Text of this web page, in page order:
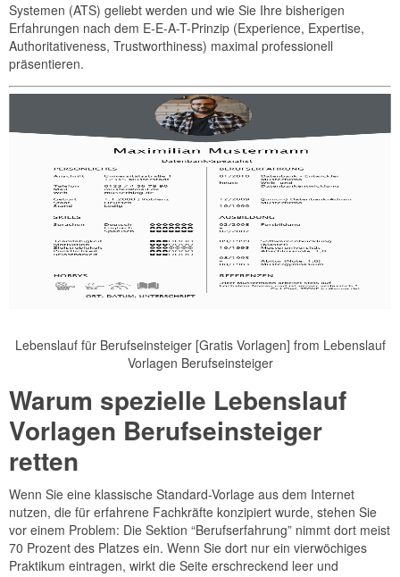
Systemen (ATS) geliebt werden und wie Sie Ihre bisherigen
Erfahrungen nach dem E-E-A-T-Prinzip (Experience, Expertise,
Authoritativeness, Trustworthiness) maximal professionell
präsentieren.
Lebenslauf für Berufseinsteiger [Gratis Vorlagen] from Lebenslauf
Vorlagen Berufseinsteiger
Warum spezielle Lebenslauf
Vorlagen Berufseinsteiger
retten
Wenn Sie eine klassische Standard-Vorlage aus dem Internet
nutzen, die für erfahrene Fachkräfte konzipiert wurde, stehen Sie
vor einem Problem: Die Sektion “Berufserfahrung” nimmt dort meist
70 Prozent des Platzes ein. Wenn Sie dort nur ein vierwöchiges
Praktikum eintragen, wirkt die Seite erschreckend leer und